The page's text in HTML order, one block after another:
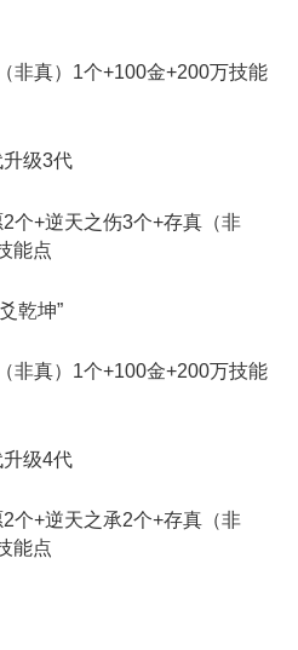
真）1个+100金+200万技能
级3代
个+逆天之伤3个+存真（非
能点
乾坤”
真）1个+100金+200万技能
级4代
个+逆天之承2个+存真（非
能点